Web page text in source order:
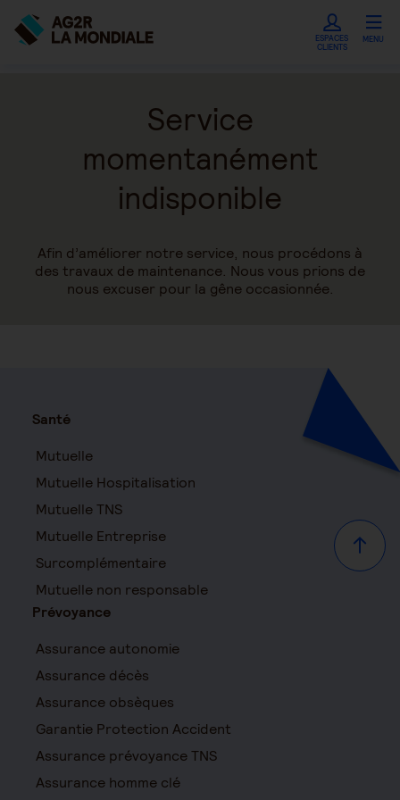
ESPACES
CLIENTS
MENU
Service
momentanément
indisponible
Afin d’améliorer notre service, nous procédons à
des travaux de maintenance. Nous vous prions de
nous excuser pour la gêne occasionnée.
Haut
Santé
Mutuelle
Mutuelle Hospitalisation
Mutuelle TNS
Mutuelle Entreprise
Surcomplémentaire
Mutuelle non responsable
Prévoyance
Assurance autonomie
Assurance décès
Assurance obsèques
Garantie Protection Accident
Assurance prévoyance TNS
Assurance homme clé